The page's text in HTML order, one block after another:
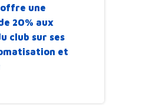
une
20% aux
club sur ses
et